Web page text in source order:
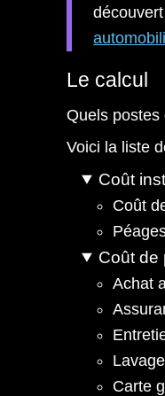
Le calcul
Quels postes
Voici la liste
Coût
Coût
Coût de
Achat
Lavage
Carte